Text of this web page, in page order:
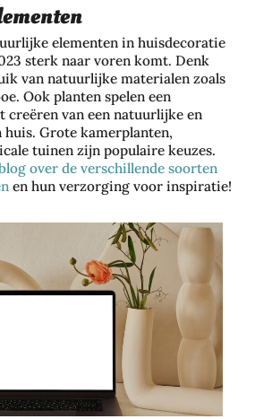
elementen in huisdecoratie
sterk naar voren komt. Denk
van natuurlijke materialen zoals
Ook planten spelen een
creëren van een natuurlijke en
huis. Grote kamerplanten,
tuinen zijn populaire keuzes.
over de verschillende soorten
en hun verzorging voor inspiratie!